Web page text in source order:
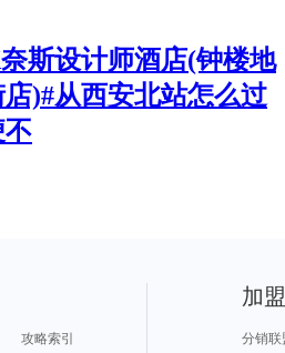
斯设计师酒店(钟楼地
)#从西安北站怎么过
不
攻略索引
加
分销联